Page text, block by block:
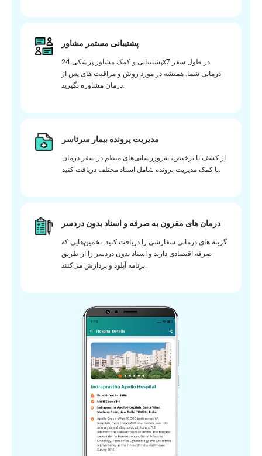
پشتیبانی مستمر مشاور
پشتیبانی و کمک مشاور پزشکی 24x7 در طول سفر
درمانی شما. همیشه در مورد روش و مراقبت های پس از
درمان مشاوره بگیرید.
مدیریت پرونده بیمار سرتاسر
از کشف تا ترخیص، به‌روزرسانی‌های منظم در سفر درمان
با کمک مدیریت پرونده شامل اسناد مختلف دریافت کنید.
درمان های مقرون به صرفه و اسناد بدون دردسر
گزینه های درمانی سفارشی را دریافت کنید. تخمین‌هایی که
صرفه اقتصادی دارند و اسناد بدون دردسر را از طریق
برنامه آپلود و پردازش می‌کنند.